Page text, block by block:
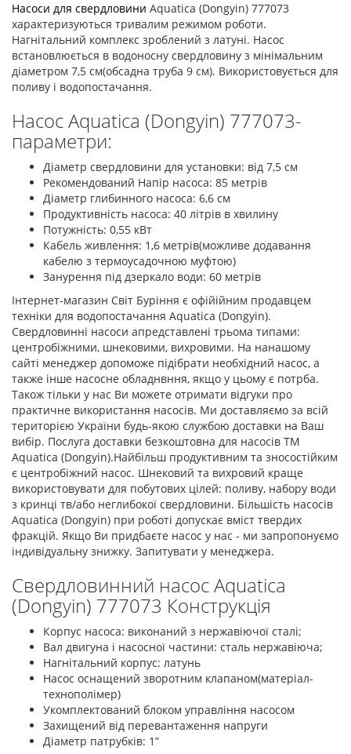
Насоси для свердловини Aquatica (Dongyin) 777073
характеризуються тривалим режимом роботи.
Нагнітальний комплекс зроблений з латуні. Насос
встановлюється в водоносну свердловину з мінімальним
діаметром 7,5 см(обсадна труба 9 см). Використовується для
поливу і водопостачання.
Насос Aquatica (Dongyin) 777073-
параметри:
Діаметр свердловини для установки: від 7,5 см
Рекомендований Напір насоса: 85 метрів
Діаметр глибинного насоса: 6,6 см
Продуктивність насоса: 40 літрів в хвилину
Потужність: 0,55 кВт
Кабель живлення: 1,6 метрів(можливе додавання
кабелю з термоусадочною муфтою)
Занурення під дзеркало води: 60 метрів
Інтернет-магазин Світ Буріння є офійійним продавцем
техніки для водопостачання Aquatica (Dongyin).
Свердловинні насоси апредставлені трьома типами:
центробіжними, шнековими, вихровими. На нанашому
сайті менеджер допоможе підібрати необхідний насос, а
также інше насосне обладнвння, якщо у цьому є потрба.
Також тільки у нас Ви можете отримати відгуки про
практичне використання насосів. Ми доставляємо за всій
територією України будь-якою службою доставки на Ваш
вибір. Послуга доставки безкоштовна для насосів ТМ
Aquatica (Dongyin).Найбільш продуктивним та зносостійким
є центробіжний насос. Шнековий та вихровий краще
використовувати для побутових цілей: поливу, набору води
з кринці тв/або неглибокої свердловини. Більшість насосів
Aquatica (Dongyin) при роботі допускає вміст твердих
фракцій. Якщо Ви придбаєте насос у нас - ми запропонуємо
індивідуальну знижку. Запитувати у менеджера.
Свердловинний насос Aquatica
(Dongyin) 777073 Конструкція
Корпус насоса: виконаний з нержавіючої сталі;
Вал двигуна і насосної частини: сталь нержавіюча;
Нагнітальний корпус: латунь
Насос оснащений зворотним клапаном(матеріал-
технополімер)
Укомплектований блоком управління насосом
Захищений від перевантаження напруги
Діаметр патрубків: 1”